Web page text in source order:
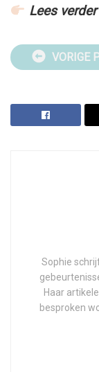
Lees
VORIGE
Sophie
Haar
besproken